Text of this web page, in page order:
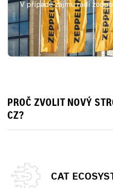
V případě zájmu rádi
PROČ ZVOLIT NOVÝ
CZ?
CAT